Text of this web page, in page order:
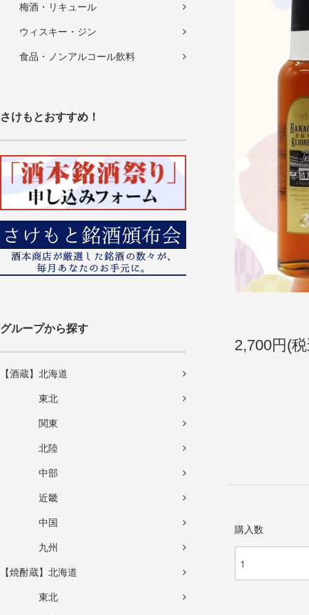
梅酒・リキュール
ウィスキー・ジン
食品・ノンアルコール飲料
さけもとおすすめ！
グループから探す
【酒蔵】北海道
東北
関東
北陸
中部
近畿
中国
九州
【焼酎蔵】北海道
東北
2,700円(
購入数